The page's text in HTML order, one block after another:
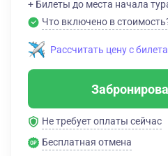
+ Билеты до места начала
Что включено в
Рассчитать цену с
Не требует оплаты сейчас
Бесплатная отмена